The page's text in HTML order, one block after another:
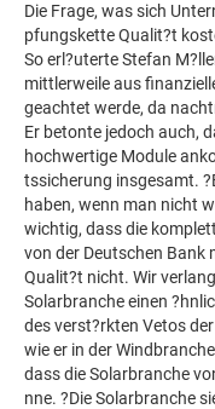
Die Frage, was sich
pfungskette Qualit?t
So erl?uterte Stefan
mittlerweile aus
geachtet werde, da
Er betonte jedoch auch,
hochwertige Module
tssicherung insgesamt.
haben, wenn man nicht
wichtig, dass die
von der Deutschen Bank
Qualit?t nicht. Wir
Solarbranche einen
des verst?rkten Vetos
wie er in der
dass die Solarbranche
nne. ?Die Solarbranche